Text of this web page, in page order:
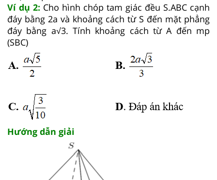
Ví dụ 2: Cho hình chóp tam giác đều S.ABC cạnh
đáy bằng 2a và khoảng cách từ S đến mặt phẳng
đáy bằng a√3. Tính khoảng cách từ A đến mp
(SBC)
Hướng dẫn giải